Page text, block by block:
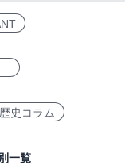
史コラム
一覧